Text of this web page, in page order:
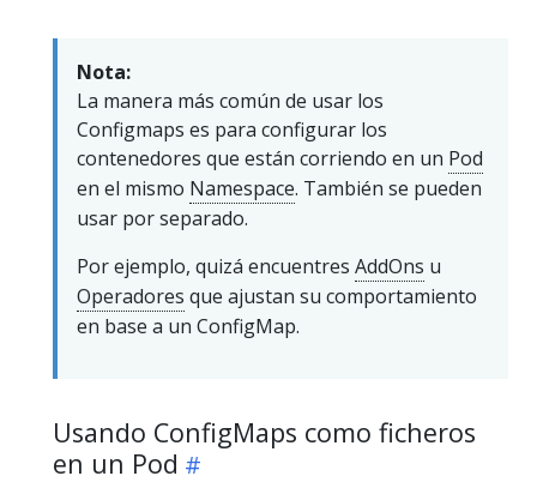
Nota:
La manera más común de usar los
Configmaps es para configurar los
contenedores que están corriendo en un Pod
en el mismo Namespace. También se pueden
usar por separado.
Por ejemplo, quizá encuentres AddOns u
Operadores que ajustan su comportamiento
en base a un ConfigMap.
Usando ConfigMaps como ficheros
en un Pod